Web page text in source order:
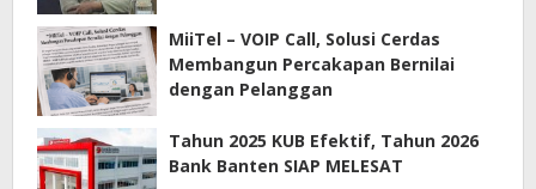
MiiTel – VOIP Call, Solusi Cerdas
Membangun Percakapan Bernilai
dengan Pelanggan
Tahun 2025 KUB Efektif, Tahun 2026
Bank Banten SIAP MELESAT